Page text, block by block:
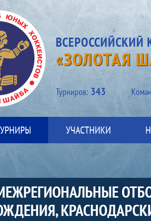
«ЗОЛОТАЯ
Турниров: 343
УЧАСТНИКИ